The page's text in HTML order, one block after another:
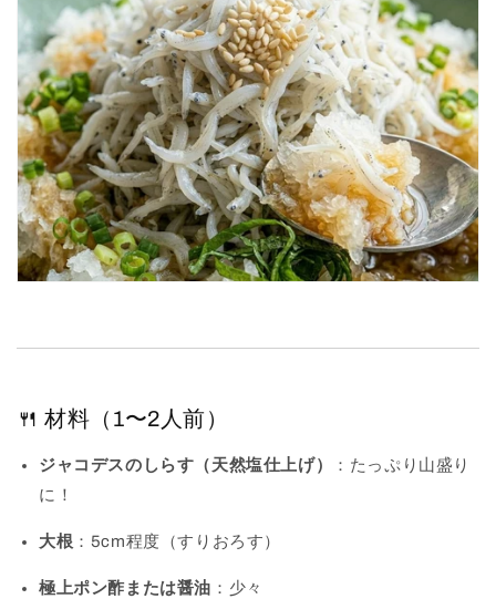
🍴 材料（1〜2人前）
ジャコデスのしらす（天然塩仕上げ）
：たっぷり山盛り
に！
大根 ：5cm程度（すりおろす）
極上ポン酢または醤油 ：少々